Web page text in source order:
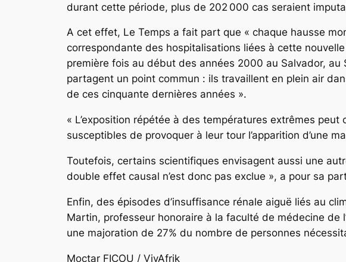
durant cette période, plus de 202 000 cas seraient
A cet effet, Le Temps a fait part que « chaque hausse
correspondante des hospitalisations liées à cette
première fois au début des années 2000 au Salvador,
partagent un point commun : ils travaillent en plein air
de ces cinquante dernières années ».
« L’exposition répétée à des températures extrêmes
susceptibles de provoquer à leur tour l’apparition d’une
Toutefois, certains scientifiques envisagent aussi une
double effet causal n’est donc pas exclue », a pour sa
Enfin, des épisodes d’insuffisance rénale aiguë liés au
Martin, professeur honoraire à la faculté de médecine
une majoration de 27% du nombre de personnes
Moctar FICOU / VivAfrik